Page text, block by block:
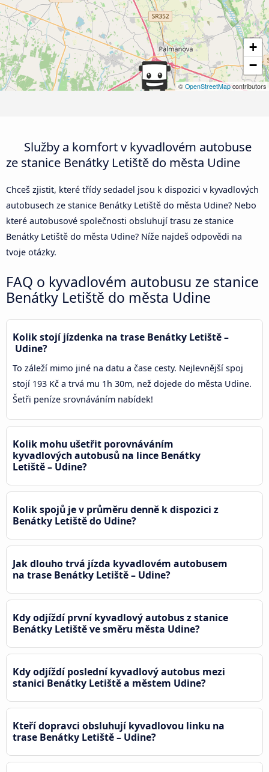
+
−
© OpenStreetMapcontributors
Služby a komfort v kyvadlovém autobuse
ze stanice Benátky Letiště do města Udine
Chceš zjistit, které třídy sedadel jsou k dispozici v kyvadlových
autobusech ze stanice Benátky Letiště do města Udine? Nebo
které autobusové společnosti obsluhují trasu ze stanice
Benátky Letiště do města Udine? Níže najdeš odpovědi na
tvoje otázky.
FAQ o kyvadlovém autobusu ze stanice
Benátky Letiště do města Udine
Kolik stojí jízdenka na trase Benátky Letiště –
Udine?
To záleží mimo jiné na datu a čase cesty. Nejlevnější spoj
stojí 193 Kč a trvá mu 1h 30m, než dojede do města Udine.
Šetři peníze srovnáváním nabídek!
Kolik mohu ušetřit porovnáváním
kyvadlových autobusů na lince Benátky
Letiště – Udine?
Kolik spojů je v průměru denně k dispozici z
Benátky Letiště do Udine?
Jak dlouho trvá jízda kyvadlovém autobusem
na trase Benátky Letiště – Udine?
Kdy odjíždí první kyvadlový autobus z stanice
Benátky Letiště ve směru města Udine?
Kdy odjíždí poslední kyvadlový autobus mezi
stanici Benátky Letiště a městem Udine?
Kteří dopravci obsluhují kyvadlovou linku na
trase Benátky Letiště – Udine?